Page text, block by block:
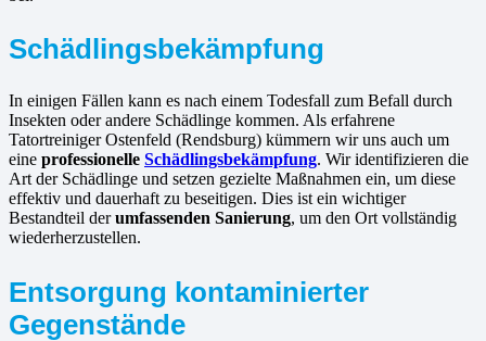
Schädlingsbekämpfung
In einigen Fällen kann es nach einem Todesfall zum Befall durch
Insekten oder andere Schädlinge kommen. Als erfahrene
Tatortreiniger Ostenfeld (Rendsburg) kümmern wir uns auch um
eine professionelle Schädlingsbekämpfung. Wir identifizieren die
Art der Schädlinge und setzen gezielte Maßnahmen ein, um diese
effektiv und dauerhaft zu beseitigen. Dies ist ein wichtiger
Bestandteil derumfassenden Sanierung, um den Ort vollständig
wiederherzustellen.
Entsorgung kontaminierter
Gegenstände